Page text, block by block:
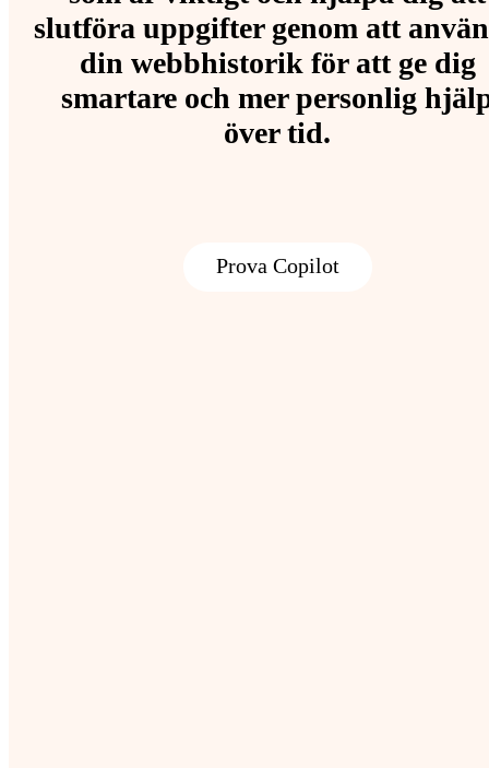
slutföra uppgifter genom att
din webbhistorik för att ge dig
smartare och mer personlig
över tid.
Prova Copilot